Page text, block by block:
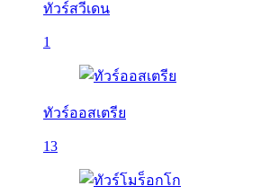
ทัวร์สวีเดน
1
ทัวร์ออสเตรีย
13